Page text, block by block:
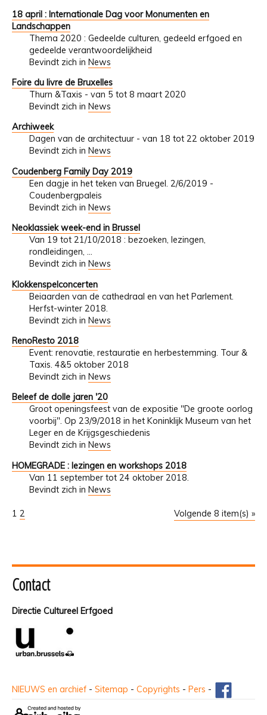
18 april : Internationale Dag voor Monumenten en
Landschappen
Thema 2020 : Gedeelde culturen, gedeeld erfgoed en
gedeelde verantwoordelijkheid
Bevindt zich in News
Foire du livre de Bruxelles
Thurn &Taxis - van 5 tot 8 maart 2020
Bevindt zich in News
Archiweek
Dagen van de architectuur - van 18 tot 22 oktober 2019
Bevindt zich in News
Coudenberg Family Day 2019
Een dagje in het teken van Bruegel. 2/6/2019 -
Coudenbergpaleis
Bevindt zich in News
Neoklassiek week-end in Brussel
Van 19 tot 21/10/2018 : bezoeken, lezingen,
rondleidingen, ...
Bevindt zich in News
Klokkenspelconcerten
Beiaarden van de cathedraal en van het Parlement.
Herfst-winter 2018.
Bevindt zich in News
RenoResto 2018
Event: renovatie, restauratie en herbestemming. Tour &
Taxis. 4&5 oktober 2018
Bevindt zich in News
Beleef de dolle jaren '20
Groot openingsfeest van de expositie "De groote oorlog
voorbij". Op 23/9/2018 in het Koninklijk Museum van het
Leger en de Krijgsgeschiedenis
Bevindt zich in News
HOMEGRADE : lezingen en workshops 2018
Van 11 september tot 24 oktober 2018.
Bevindt zich in News
Volgende 8 item(s) »
1 2
Contact
Directie Cultureel Erfgoed
NIEUWS en archief - Sitemap - Copyrights - Pers -